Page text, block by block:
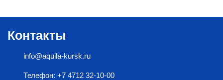
Контакты
info@aquila-kursk.ru
Телефон: +7 4712 32-10-00